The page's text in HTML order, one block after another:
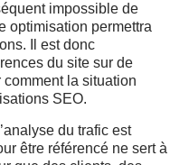
impossible de
optimisation permettra
Il est donc
du site sur de
la situation
SEO.
du trafic est
être référencé ne sert à